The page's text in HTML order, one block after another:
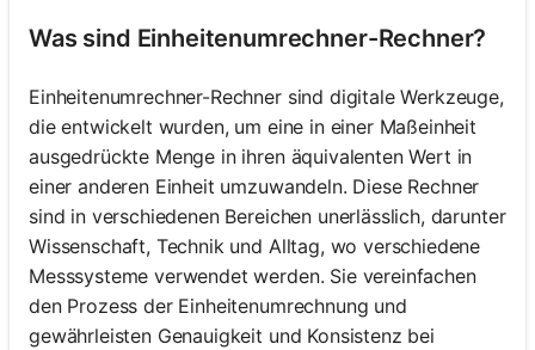
Was sind Einheitenumrechner-Rechner?
Einheitenumrechner-Rechner sind digitale Werkzeuge,
die entwickelt wurden, um eine in einer Maßeinheit
ausgedrückte Menge in ihren äquivalenten Wert in
einer anderen Einheit umzuwandeln. Diese Rechner
sind in verschiedenen Bereichen unerlässlich, darunter
Wissenschaft, Technik und Alltag, wo verschiedene
Messsysteme verwendet werden. Sie vereinfachen
den Prozess der Einheitenumrechnung und
gewährleisten Genauigkeit und Konsistenz bei